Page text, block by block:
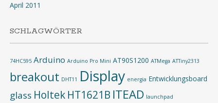
April 2011
SCHLAGWÖRTER
74HC595 Arduino Arduino Pro Mini AT90S1200 ATMega ATTiny2313
breakout DHT11 Display energia Entwicklungsboard
glass Holtek HT1621B ITEAD launchpad